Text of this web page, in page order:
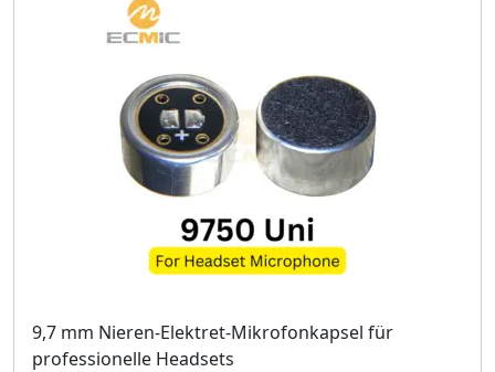
9,7 mm Nieren-Elektret-Mikrofonkapsel für
professionelle Headsets